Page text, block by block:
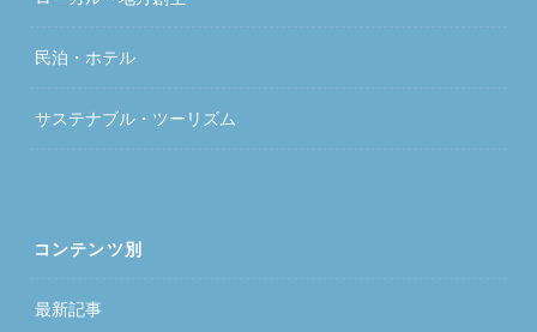
民泊・ホテル
サステナブル・ツーリズム
コンテンツ別
最新記事